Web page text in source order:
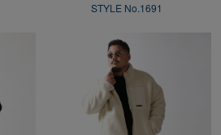
STYLE No.1691